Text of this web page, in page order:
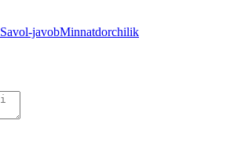
Savol-javobMinnatdorchilik